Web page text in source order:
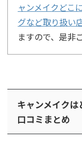
ャンメイクどこ
グなど取り扱い
ますので、是非
キャンメイクは
口コミまとめ